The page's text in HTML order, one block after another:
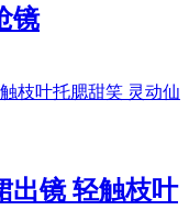
镜
出镜 轻触枝叶